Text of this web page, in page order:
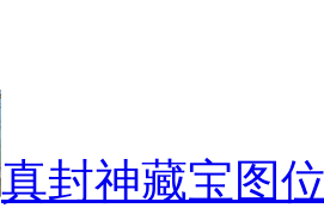
真封神藏宝图